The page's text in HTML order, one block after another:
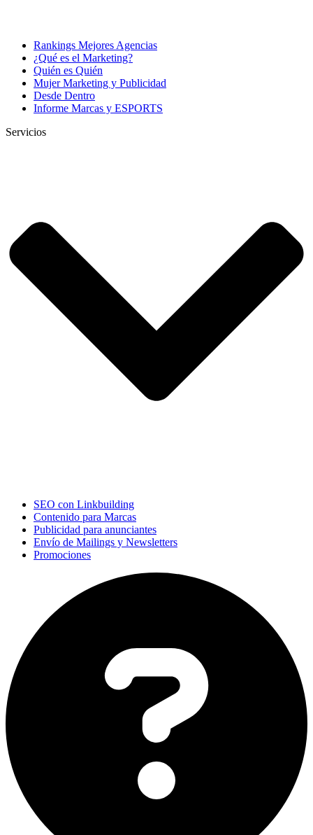
Rankings Mejores Agencias
¿Qué es el Marketing?
Quién es Quién
Mujer Marketing y Publicidad
Desde Dentro
Informe Marcas y ESPORTS
Servicios
SEO con Linkbuilding
Contenido para Marcas
Publicidad para anunciantes
Envío de Mailings y Newsletters
Promociones